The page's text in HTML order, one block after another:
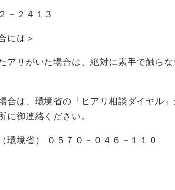
－２４１３
には＞
リがいた場合は、絶対に素手で触らな
は、環境省の「ヒアリ相談ダイヤル」
に御連絡ください。
環境省） ０５７０－０４６－１１０